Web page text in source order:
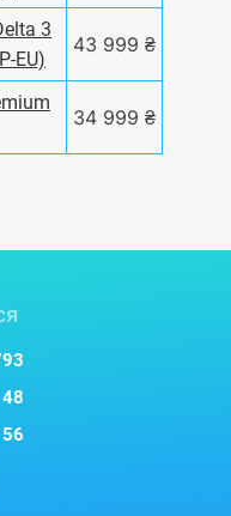
3
EU)
43 999 ₴
34 999 ₴